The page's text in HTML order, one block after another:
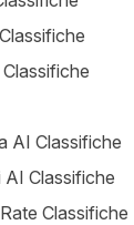
AI Classifiche
AI Classifiche
Classifiche